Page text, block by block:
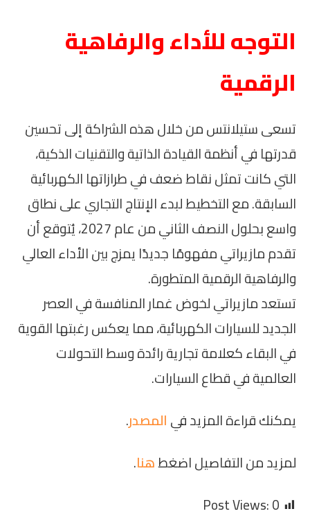
التوجه للأداء والرفاهية
الرقمية
تسعى ستيلانتس من خلال هذه الشراكة إلى تحسين
قدرتها في أنظمة القيادة الذاتية والتقنيات الذكية،
التي كانت تمثل نقاط ضعف في طرازاتها الكهربائية
السابقة. مع التخطيط لبدء الإنتاج التجاري على نطاق
واسع بحلول النصف الثاني من عام 2027، يُتوقع أن
تقدم مازيراتي مفهومًا جديدًا يمزج بين الأداء العالي
والرفاهية الرقمية المتطورة.
تستعد مازيراتي لخوض غمار المنافسة في العصر
الجديد للسيارات الكهربائية، مما يعكس رغبتها القوية
في البقاء كعلامة تجارية رائدة وسط التحولات
العالمية في قطاع السيارات.
يمكنك قراءة المزيد فيالمصدر.
لمزيد من التفاصيل اضغطهنا.
Post Views:0